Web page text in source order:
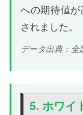
への期待値
されました。
データ出典：全
5. ホワイ